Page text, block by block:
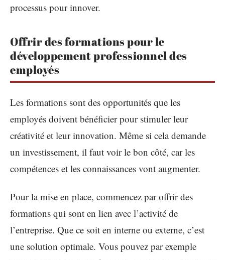
processus pour innover.
Offrir des formations pour le
développement professionnel des
employés
Les formations sont des opportunités que les
employés doivent bénéficier pour stimuler leur
créativité et leur innovation. Même si cela demande
un investissement, il faut voir le bon côté, car les
compétences et les connaissances vont augmenter.
Pour la mise en place, commencez par offrir des
formations qui sont en lien avec l’activité de
l’entreprise. Que ce soit en interne ou externe, c’est
une solution optimale. Vous pouvez par exemple